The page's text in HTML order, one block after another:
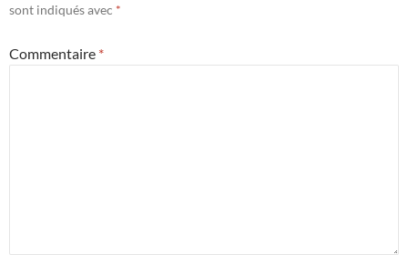
sont indiqués avec *
Commentaire *